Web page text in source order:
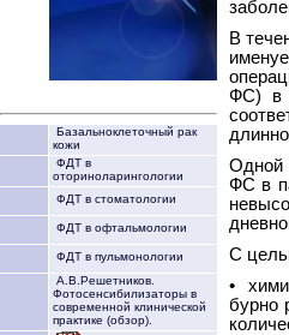
Базальноклеточный рак
кожи
ФДТ в
оториноларингологии
ФДТ в стоматологии
ФДТ в офтальмологии
ФДТ в пульмонологии
А.В.Решетников.
Фотосенсибилизаторы в
современной клинической
практике (обзор).
В
ФС) в
Одной
ФС в
С
•
бурно